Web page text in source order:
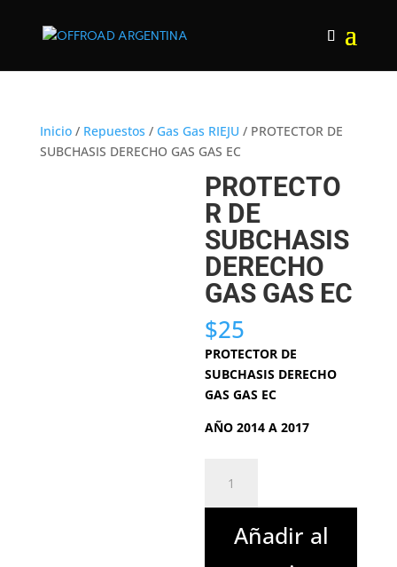
Inicio/ Repuestos / Gas Gas RIEJU / PROTECTOR DE
SUBCHASIS DERECHO GAS GAS EC
PROTECTO
R DE
SUBCHASIS
DERECHO
GAS GAS EC
$25
PROTECTOR DE
SUBCHASIS DERECHO
GAS GAS EC
AÑO 2014 A 2017
SUBCHASIS
DERECHO
Añadir al